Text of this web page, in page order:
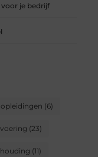
je bedrijf
(6)
(23)
(11)